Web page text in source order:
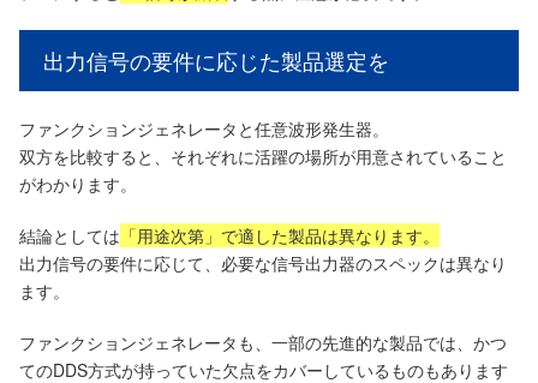
出力信号の要件に応じた製品選定を
ファンクションジェネレータと任意波形発生器。
双方を比較すると、それぞれに活躍の場所が用意されていること
がわかります。
結論としては 「用途次第」で適した製品は異なります。
出力信号の要件に応じて、必要な信号出力器のスペックは異なり
ます。
ファンクションジェネレータも、一部の先進的な製品では、かつ
てのDDS方式が持っていた欠点をカバーしているものもあります